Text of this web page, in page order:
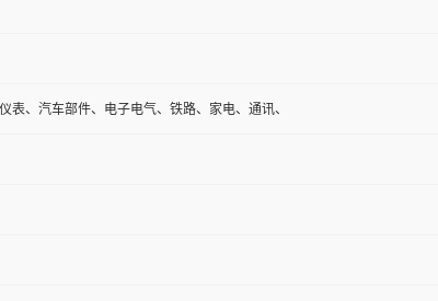
表、汽车部件、电子电气、铁路、家电、通讯、